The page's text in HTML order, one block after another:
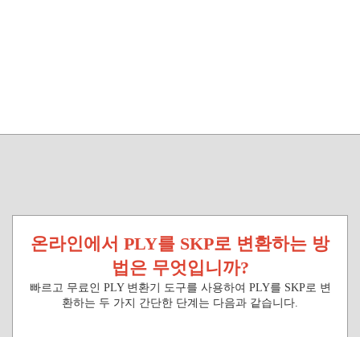
온라인에서 PLY를 SKP로 변환하는 방
법은 무엇입니까?
빠르고 무료인 PLY 변환기 도구를 사용하여 PLY를 SKP로 변
환하는 두 가지 간단한 단계는 다음과 같습니다.